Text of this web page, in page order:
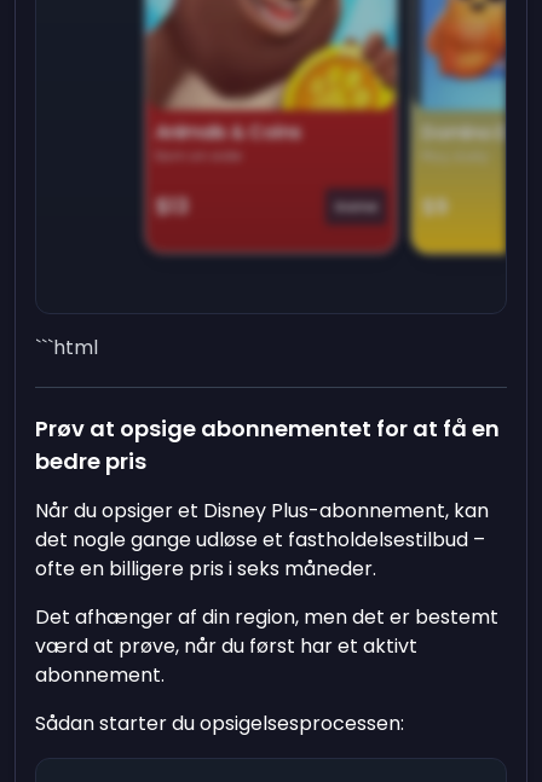
Animals & Coins
$13 Game
Domino
$9
```html
Prøv at opsige abonnementet for at få en
bedre pris
Når du opsiger et Disney Plus-abonnement, kan
det nogle gange udløse et fastholdelsestilbud –
ofte en billigere pris i seks måneder.
Det afhænger af din region, men det er bestemt
værd at prøve, når du først har et aktivt
abonnement.
Sådan starter du opsigelsesprocessen: